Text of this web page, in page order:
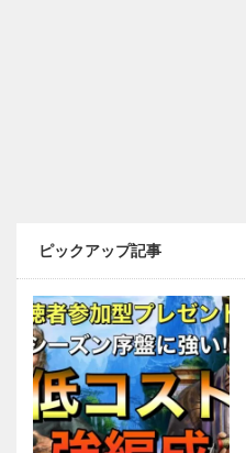
ピックアップ記事